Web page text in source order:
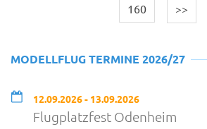
160 >>
MODELLFLUG TERMINE 2026/27
12.09.2026 - 13.09.2026
Flugplatzfest Odenheim